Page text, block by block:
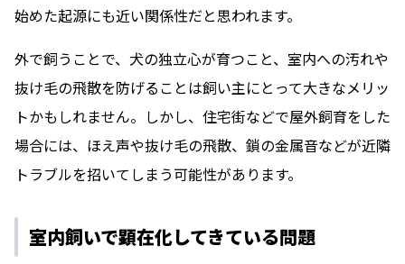
始めた起源にも近い関係性だと思われます。
外で飼うことで、犬の独立心が育つこと、室内への汚れや
抜け毛の飛散を防げることは飼い主にとって大きなメリッ
トかもしれません。しかし、住宅街などで屋外飼育をした
場合には、ほえ声や抜け毛の飛散、鎖の金属音などが近隣
トラブルを招いてしまう可能性があります。
室内飼いで顕在化してきている問題